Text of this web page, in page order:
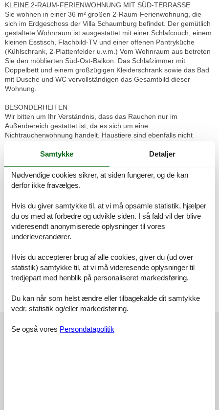
KLEINE 2-RAUM-FERIENWOHNUNG MIT SÜD-TERRASSE
Sie wohnen in einer 36 m² großen 2-Raum-Ferienwohnung, die
sich im Erdgeschoss der Villa Schaumburg befindet. Der gemütlich
gestaltete Wohnraum ist ausgestattet mit einer Schlafcouch, einem
kleinen Esstisch, Flachbild-TV und einer offenen Pantryküche
(Kühlschrank, 2-Plattenfelder u.v.m.) Vom Wohnraum aus betreten
Sie den möblierten Süd-Ost-Balkon. Das Schlafzimmer mit
Doppelbett und einem großzügigen Kleiderschrank sowie das Bad
mit Dusche und WC vervollständigen das Gesamtbild dieser
Wohnung.
BESONDERHEITEN
Wir bitten um Ihr Verständnis, dass das Rauchen nur im
Außenbereich gestattet ist, da es sich um eine
Nichtraucherwohnung handelt. Haustiere sind ebenfalls nicht
Heizungskosten enthalten. Bettwäsche und Handtücher sind pro
Person mietbar. Bitte bestellen Sie rechtzeitig vor, sodass wir das
Wäschepaket vor Ihrer Anreise in der Wohnung für Sie bereitlegen
WLAN kostenfrei zur Verfügung, wobei gem. AGB keine Haftung bei
etwaigen Störungen erfolgt.
Gästen dieser Ferienwohnung steht ein kostenloser Pkw-Stellplatz
Fahrräder können Sie im Fahrradkeller sicher abstellen.
Waschmaschine und Trockner befinden sich ebenfalls im Keller des
Hauses und können gegen Gebühr genutzt werden.
Kurtaxe
Samtykke Detaljer
Nødvendige cookies sikrer, at siden fungerer, og de kan
derfor ikke fravælges.
Hvis du giver samtykke til, at vi må opsamle statistik, hjælper
du os med at forbedre og udvikle siden. I så fald vil der blive
videresendt anonymiserede oplysninger til vores
underleverandører.
Hvis du accepterer brug af alle cookies, giver du (ud over
statistik) samtykke til, at vi må videresende oplysninger til
tredjepart med henblik på personaliseret markedsføring.
Du kan når som helst ændre eller tilbagekalde dit samtykke
vedr. statistik og/eller markedsføring.
Se også vores Persondatapolitik